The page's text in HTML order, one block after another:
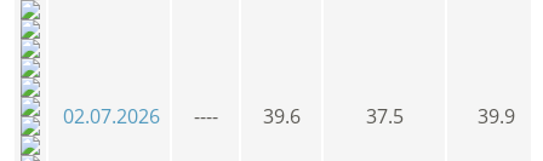
02.07.2026 ---- 39.6 37.5 39.9